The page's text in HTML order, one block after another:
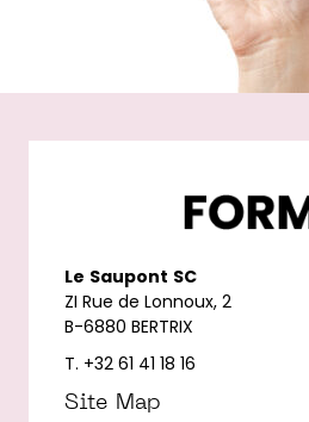
Le Saupont SC
ZI Rue de Lonnoux, 2
B-6880 BERTRIX
T. +32 61 41 18 16
Site Map